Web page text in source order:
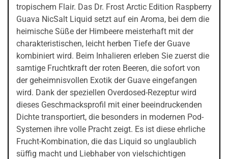
tropischem Flair. Das Dr. Frost Arctic Edition Raspberry
Guava NicSalt Liquid setzt auf ein Aroma, bei dem die
heimische Süße der Himbeere meisterhaft mit der
charakteristischen, leicht herben Tiefe der Guave
kombiniert wird. Beim Inhalieren erleben Sie zuerst die
samtige Fruchtkraft der roten Beeren, die sofort von
der geheimnisvollen Exotik der Guave eingefangen
wird. Dank der speziellen Overdosed-Rezeptur wird
dieses Geschmacksprofil mit einer beeindruckenden
Dichte transportiert, die besonders in modernen Pod-
Systemen ihre volle Pracht zeigt. Es ist diese ehrliche
Frucht-Kombination, die das Liquid so unglaublich
süffig macht und Liebhaber von vielschichtigen